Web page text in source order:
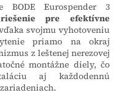
BODE Eurospender 3
pre efektívne
svojmu vyhotoveniu
priamo na okraj
z leštenej nerezovej
montážne diely, čo
aj každodennú